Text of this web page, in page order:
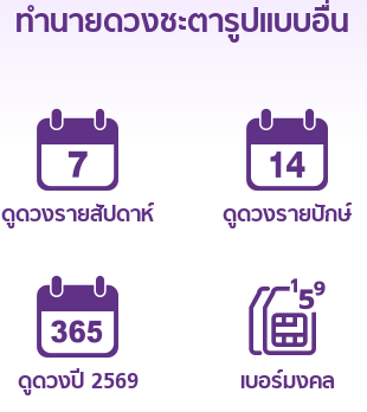
ทำนายดวงชะตารูปแบบอื่น
ดูดวงรายสัปดาห์ ดูดวงรายปักษ์
ดูดวงปี 2569 เบอร์มงคล